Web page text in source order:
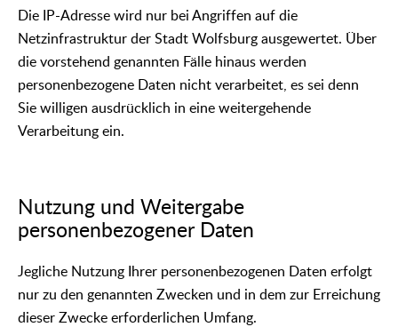
Die IP-Adresse wird nur bei Angriffen auf die
Netzinfrastruktur der Stadt Wolfsburg ausgewertet. Über
die vorstehend genannten Fälle hinaus werden
personenbezogene Daten nicht verarbeitet, es sei denn
Sie willigen ausdrücklich in eine weitergehende
Verarbeitung ein.
Nutzung und Weitergabe
personenbezogener Daten
Jegliche Nutzung Ihrer personenbezogenen Daten erfolgt
nur zu den genannten Zwecken und in dem zur Erreichung
dieser Zwecke erforderlichen Umfang.